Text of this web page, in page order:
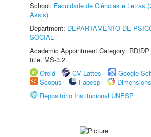
School: Faculdade de Ciências e Letras
Assis)
Department: DEPARTAMENTO DE
SOCIAL
Academic Appointment Category:
title: MS-3.2
Orcid
CV Lattes
Google
Scopus
Fapesp
Dimensions
Repositório Institucional UNESP